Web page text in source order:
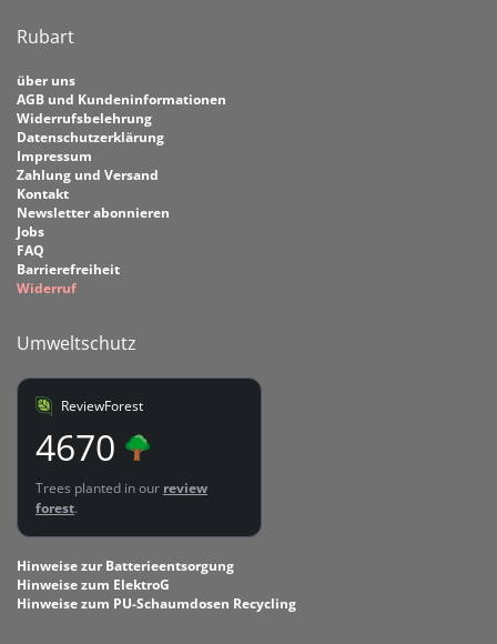
Rubart
über uns
AGB und Kundeninformationen
Widerrufsbelehrung
Datenschutzerklärung
Impressum
Zahlung und Versand
Kontakt
Newsletter abonnieren
Jobs
FAQ
Barrierefreiheit
Widerruf
Umweltschutz
ReviewForest
4670
Trees planted in our review
forest.
Hinweise zur Batterieentsorgung
Hinweise zum ElektroG
Hinweise zum PU-Schaumdosen Recycling